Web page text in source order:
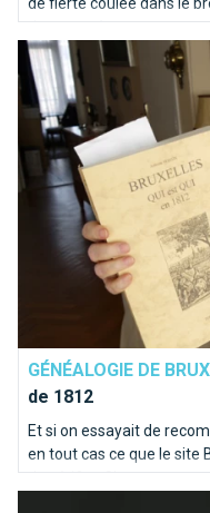
de temps à autre une
Sélection d’adresses pour
GÉNÉALOGIE DE
de 1812
Et si on essayait de
en tout cas ce que le site
de vérifier. C’est un peu
! Un site pour les
Le Facebook bruxellois